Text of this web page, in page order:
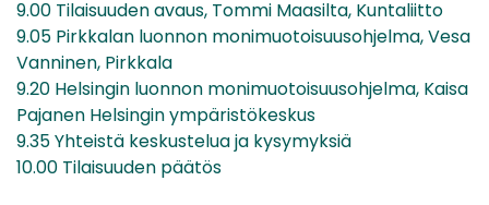
9.00 Tilaisuuden avaus, Tommi Maasilta, Kuntaliitto
9.05 Pirkkalan luonnon monimuotoisuusohjelma, Vesa
Vanninen, Pirkkala
9.20 Helsingin luonnon monimuotoisuusohjelma, Kaisa
Pajanen Helsingin ympäristökeskus
9.35 Yhteistä keskustelua ja kysymyksiä
10.00 Tilaisuuden päätös